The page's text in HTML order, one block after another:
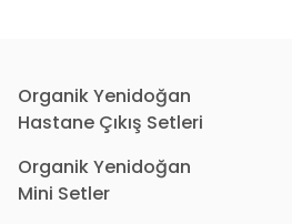
Organik Yenidoğan
Hastane Çıkış Setleri
Organik Yenidoğan
Mini Setler